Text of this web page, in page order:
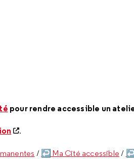
pour rendre accessible un
.
/ ↩ Ma Cité accessible / ↩